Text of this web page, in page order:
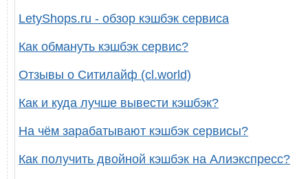
LetyShops.ru - обзор кэшбэк сервиса
Как обмануть кэшбэк сервис?
Отзывы о Ситилайф (cl.world)
Как и куда лучше вывести кэшбэк?
На чём зарабатывают кэшбэк сервисы?
Как получить двойной кэшбэк на Алиэкспресс?